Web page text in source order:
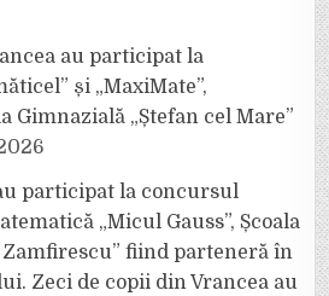
au participat la
și „MaxiMate”,
Gimnazială „Ștefan cel Mare”
participat la concursul
„Micul Gauss”, Școala
fiind parteneră în
Zeci de copii din Vrancea au